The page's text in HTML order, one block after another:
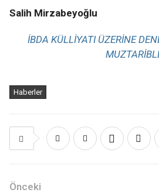
Salih Mirzabeyoğlu
İBDA KÜLLİYATI ÜZERİNE
Haberler
Önceki